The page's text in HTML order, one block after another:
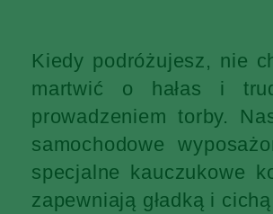
Kiedy podróżujesz, nie
martwić o hałas i
prowadzeniem torby.
samochodowe
specjalne kauczukowe
zapewniają gładką i